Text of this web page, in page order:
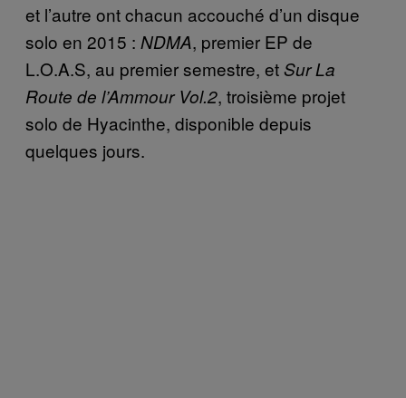
et l’autre ont chacun accouché d’un disque
solo en 2015 : NDMA, premier EP de
L.O.A.S, au premier semestre, etSur La
Route de l’Ammour Vol.2, troisième projet
solo de Hyacinthe, disponible depuis
quelques jours.